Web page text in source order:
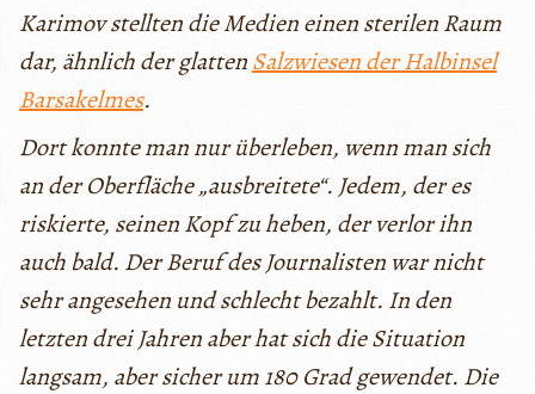
Karimov stellten die Medien einen sterilen Raum
dar, ähnlich der glattenSalzwiesen der Halbinsel
Barsakelmes.
Dort konnte man nur überleben, wenn man sich
an der Oberfläche „ausbreitete“. Jedem, der es
riskierte, seinen Kopf zu heben, der verlor ihn
auch bald. Der Beruf des Journalisten war nicht
sehr angesehen und schlecht bezahlt. In den
letzten drei Jahren aber hat sich die Situation
langsam, aber sicher um 180 Grad gewendet. Die